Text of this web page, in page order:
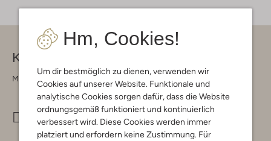
Hm, Cookies!
Um dir bestmöglich zu dienen, verwenden wir
Cookies auf unserer Website. Funktionale und
analytische Cookies sorgen dafür, dass die Website
ordnungsgemäß funktioniert und kontinuierlich
verbessert wird. Diese Cookies werden immer
platziert und erfordern keine Zustimmung. Für
Kontakt
Montag - Freitag 09:00 - 17:00 uur
info@omoda.de